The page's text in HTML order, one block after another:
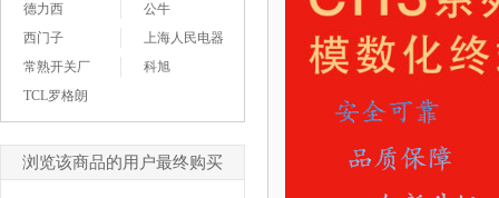
德力西
公牛
西门子
上海人民电器
常熟开关厂
科旭
TCL罗格朗
浏览该商品的用户最终购买